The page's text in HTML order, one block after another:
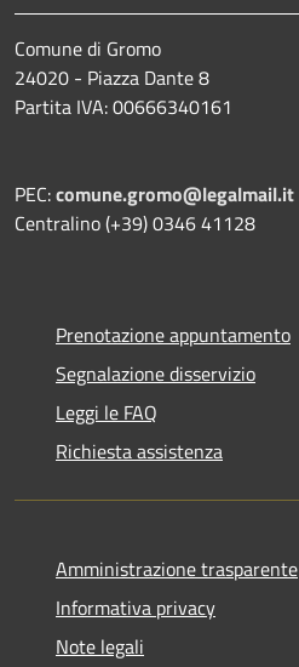
Comune di Gromo
24020 - Piazza Dante 8
Partita IVA: 00666340161
PEC:comune.gromo@legalmail.it
Centralino (+39) 0346 41128
Prenotazione appuntamento
Segnalazione disservizio
Leggi le FAQ
Richiesta assistenza
Amministrazione trasparente
Informativa privacy
Note legali